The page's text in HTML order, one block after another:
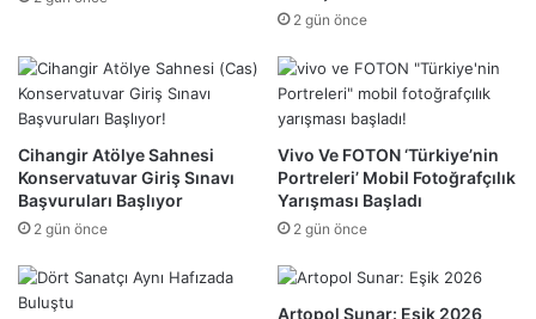
2 gün önce
Cihangir Atölye Sahnesi
Konservatuvar Giriş Sınavı
Başvuruları Başlıyor
2 gün önce
Vivo Ve FOTON ‘Türkiye’nin
Portreleri’ Mobil Fotoğrafçılık
Yarışması Başladı
2 gün önce
Artopol Sunar: Eşik 2026